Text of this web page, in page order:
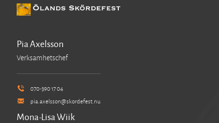
Pia Axelsson
Verksamhetschef
070-390 17 04
pia.axelsson@skordefest.nu
Mona-Lisa Wiik